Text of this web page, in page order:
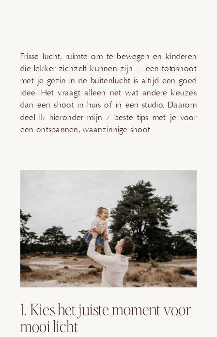
Frisse lucht, ruimte om te bewegen en kinderen
die lekker zichzelf kunnen zijn … een fotoshoot
met je gezin in de buitenlucht is altijd een goed
idee. Het vraagt alleen net wat andere keuzes
dan een shoot in huis of in een studio. Daarom
deel ik hieronder mijn 7 beste tips met je voor
een ontspannen, waanzinnige shoot.
1. Kies het juiste moment voor
mooi licht